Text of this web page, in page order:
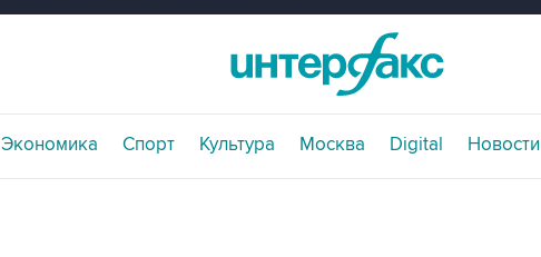
Экономика Спорт Культура Москва Digital Новости